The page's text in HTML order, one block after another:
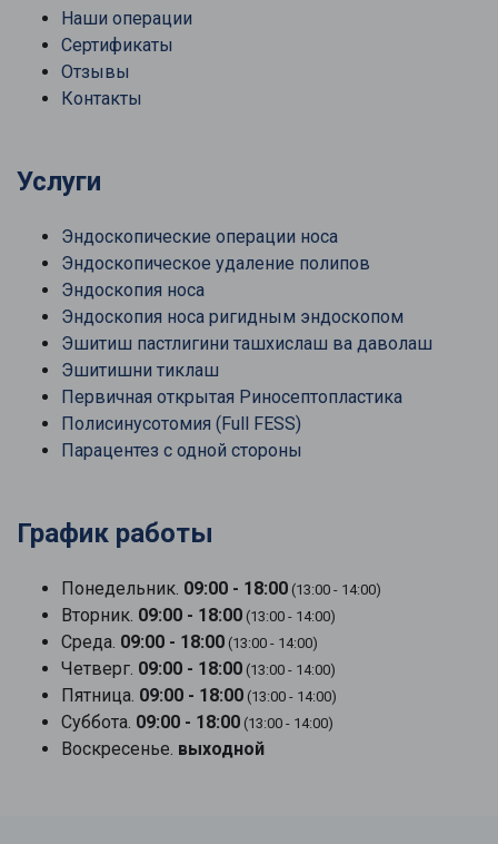
Наши операции
Сертификаты
Отзывы
Контакты
Услуги
Эндоскопические операции носа
Эндоскопическое удаление полипов
Эндоскопия носа
Эндоскопия носа ригидным эндоскопом
Эшитиш пастлигини ташхислаш ва даволаш
Эшитишни тиклаш
Первичная открытая Риносептопластика
Полисинусотомия (Full FESS)
Парацентез с одной стороны
График работы
Понедельник. 09:00 - 18:00 (13:00 - 14:00)
Вторник. 09:00 - 18:00 (13:00 - 14:00)
Среда. 09:00 - 18:00 (13:00 - 14:00)
Четверг. 09:00 - 18:00 (13:00 - 14:00)
Пятница. 09:00 - 18:00 (13:00 - 14:00)
Суббота. 09:00 - 18:00 (13:00 - 14:00)
Воскресенье. выходной